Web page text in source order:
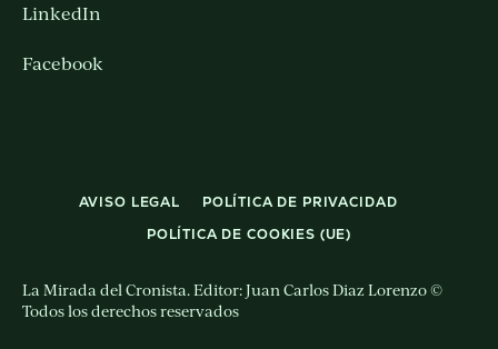
LinkedIn
Facebook
AVISO LEGAL
POLÍTICA DE PRIVACIDAD
POLÍTICA DE COOKIES (UE)
La Mirada del Cronista. Editor: Juan Carlos Diaz Lorenzo ©
Todos los derechos reservados